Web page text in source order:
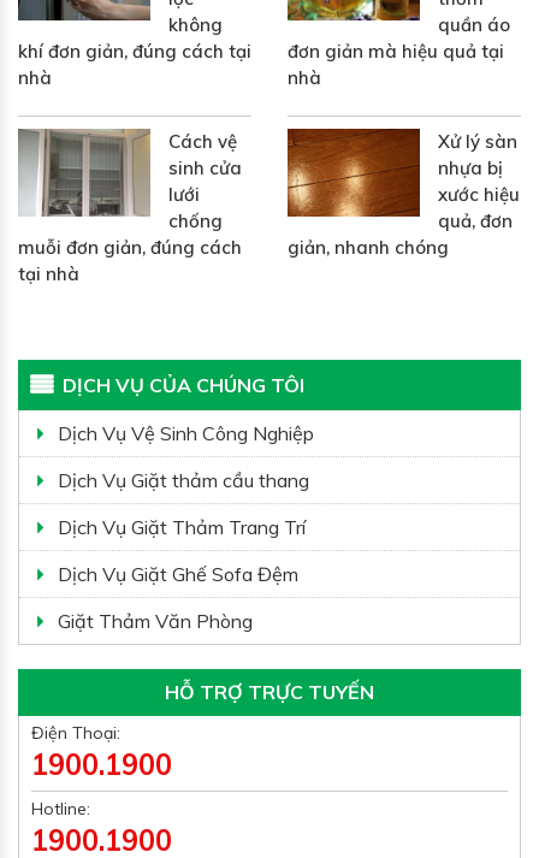
không
khí đơn giản, đúng cách tại
nhà
quần áo
đơn giản mà hiệu quả tại
nhà
Cách vệ
sinh cửa
lưới
chống
muỗi đơn giản, đúng cách
tại nhà
Xử lý sàn
nhựa bị
xước hiệu
quả, đơn
giản, nhanh chóng
DỊCH VỤ CỦA CHÚNG TÔI
Dịch Vụ Vệ Sinh Công Nghiệp
Dịch Vụ Giặt thảm cầu thang
Dịch Vụ Giặt Thảm Trang Trí
Dịch Vụ Giặt Ghế Sofa Đệm
Giặt Thảm Văn Phòng
HỖ TRỢ TRỰC TUYẾN
Điện Thoại:
1900.1900
Hotline:
1900.1900